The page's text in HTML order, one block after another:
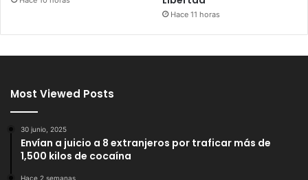
Hace 11 horas
Most Viewed Posts
30 junio, 2025
Envían a juicio a 8 extranjeros por traficar más de
1,500 kilos de cocaína
Hace 2 semanas